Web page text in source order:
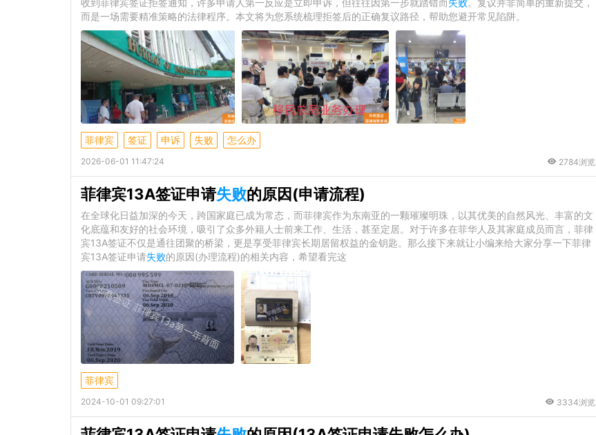
收到菲律宾签证拒签通知，许多申请人第一反应是立即申诉，但往往因第一步就踏错而失败。复议并非简单的重新提交，
而是一场需要精准策略的法律程序。本文将为您系统梳理拒签后的正确复议路径，帮助您避开常见陷阱。
菲律宾 签证 申诉 失败 怎么办
2026-06-01 11:47:24 2784浏览
菲律宾13A签证申请失败的原因(申请流程)
在全球化日益加深的今天，跨国家庭已成为常态，而菲律宾作为东南亚的一颗璀璨明珠，以其优美的自然风光、丰富的文
化底蕴和友好的社会环境，吸引了众多外籍人士前来工作、生活，甚至定居。对于许多在菲华人及其家庭成员而言，菲律
宾13A签证不仅是通往团聚的桥梁，更是享受菲律宾长期居留权益的金钥匙。那么接下来就让小编来给大家分享一下菲律
宾13A签证申请失败的原因(办理流程)的相关内容，希望看完这
菲律宾
2024-10-01 09:27:01 3334浏览